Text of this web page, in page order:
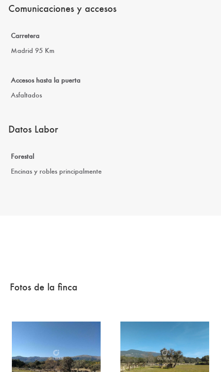
Comunicaciones y accesos
Carretera
Madrid 95 Km
Accesos hasta la puerta
Asfaltados
Datos Labor
Forestal
Encinas y robles principalmente
Fotos de la finca